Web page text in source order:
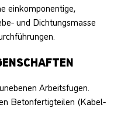
einkomponentige,
und Dichtungsmasse
Arbeitsfugen.
Betonfertigteilen (Kabel-